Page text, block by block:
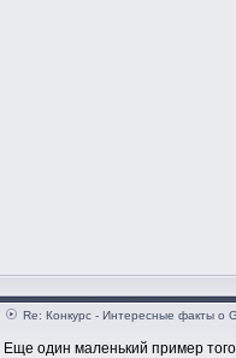
Re: Конкурс - Интересные факты о
Еще один маленький пример